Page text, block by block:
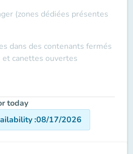
(zones dédiées présentes
dans des contenants fermés
canettes ouvertes
today
:08/17/2026